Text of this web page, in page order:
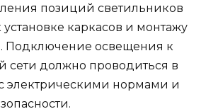
позиций светильников
установке каркасов и монтажу
Подключение освещения к
сети должно проводиться в
электрическими нормами и